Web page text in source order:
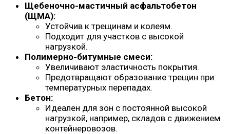
Щебеночно-мастичный асфальтобетон
(ЩМА):
Устойчив к трещинам и колеям.
Подходит для участков с высокой
нагрузкой.
Полимерно-битумные смеси:
Увеличивают эластичность покрытия.
Предотвращают образование трещин при
температурных перепадах.
Бетон:
Идеален для зон с постоянной высокой
нагрузкой, например, складов с движением
контейнеровозов.